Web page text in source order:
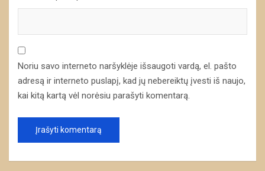
Noriu savo interneto naršyklėje išsaugoti vardą, el. pašto
adresą ir interneto puslapį, kad jų nebereiktų įvesti iš naujo,
kai kitą kartą vėl norėsiu parašyti komentarą.